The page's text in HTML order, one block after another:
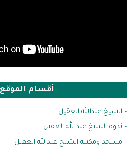
أقسام الموقع
– الشيخ عبدالله العقيل
– ندوة الشيخ عبدالله العقيل
– مسجد ومكتبة الشيخ عبدالله العقيل